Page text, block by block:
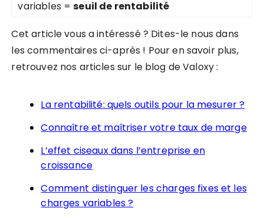
variables =seuil de rentabilité
Cet article vous a intéressé ? Dites-le nous dans
les commentaires ci-après ! Pour en savoir plus,
retrouvez nos articles sur le blog de Valoxy :
La rentabilité: quels outils pour la mesurer ?
Connaître et maîtriser votre taux de marge
L’effet ciseaux dans l’entreprise en
croissance
Comment distinguer les charges fixes et les
charges variables ?